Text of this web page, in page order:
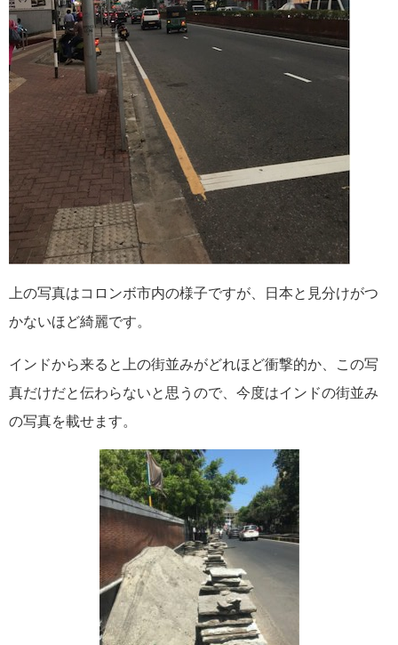
上の写真はコロンボ市内の様子ですが、日本と見分けがつ
かないほど綺麗です。
インドから来ると上の街並みがどれほど衝撃的か、この写
真だけだと伝わらないと思うので、今度はインドの街並み
の写真を載せます。